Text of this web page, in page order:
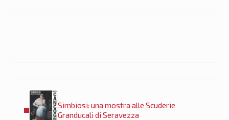
Simbiosi: una mostra alle Scuderie
Granducali di Seravezza